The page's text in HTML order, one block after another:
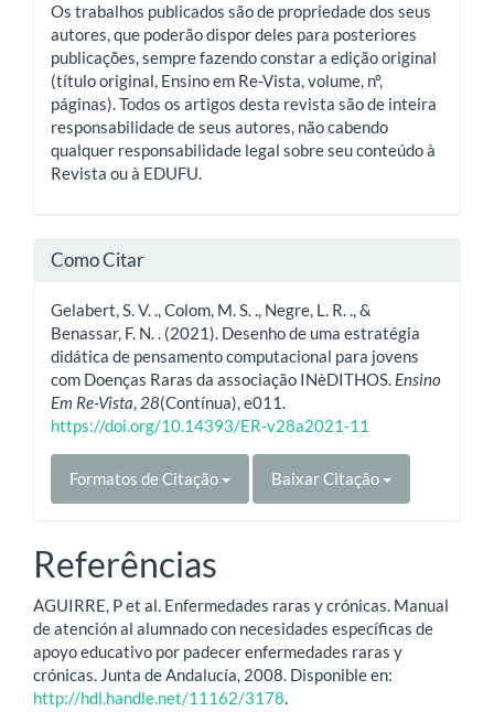
Os trabalhos publicados são de propriedade dos seus
autores, que poderão dispor deles para posteriores
publicações, sempre fazendo constar a edição original
(título original, Ensino em Re-Vista, volume, nº,
páginas). Todos os artigos desta revista são de inteira
responsabilidade de seus autores, não cabendo
qualquer responsabilidade legal sobre seu conteúdo à
Revista ou à EDUFU.
Como Citar
Gelabert, S. V. ., Colom, M. S. ., Negre, L. R. ., &
Benassar, F. N. . (2021). Desenho de uma estratégia
didática de pensamento computacional para jovens
com Doenças Raras da associação INèDITHOS. Ensino
Em Re-Vista 28(Contínua), e011.
https://doi.org/10.14393/ER-v28a2021-11
Formatos de Citação Baixar Citação
Referências
AGUIRRE, P et al. Enfermedades raras y crónicas. Manual
de atención al alumnado con necesidades específicas de
apoyo educativo por padecer enfermedades raras y
crónicas. Junta de Andalucía, 2008. Disponible en:
http://hdl.handle.net/11162/3178.